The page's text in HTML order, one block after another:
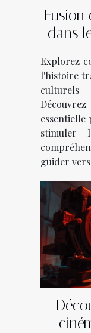
dans
Explorez
l'histoire
culturels
stimuler
guider